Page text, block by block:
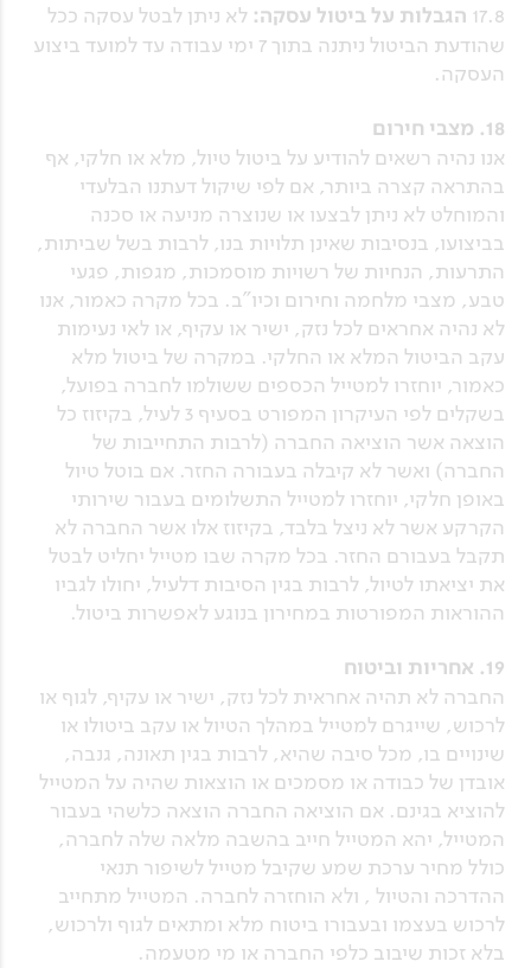
17.8 הגבלות על ביטול עסקה: לא ניתן לבטל עסקה ככל
שהודעת הביטול ניתנה בתוך 7 ימי עבודה עד למועד ביצוע
העסקה.
18. מצבי חירום
אנו נהיה רשאים להודיע על ביטול טיול, מלא או חלקי, אף
בהתראה קצרה ביותר, אם לפי שיקול דעתנו הבלעדי
והמוחלט לא ניתן לבצעו או שנוצרה מניעה או סכנה
בביצועו, בנסיבות שאינן תלויות בנו, לרבות בשל שביתות,
התרעות, הנחיות של רשויות מוסמכות, מגפות, פגעי
טבע, מצבי מלחמה וחירום וכיו"ב. בכל מקרה כאמור, אנו
לא נהיה אחראים לכל נזק, ישיר או עקיף, או לאי נעימות
עקב הביטול המלא או החלקי. במקרה של ביטול מלא
כאמור, יוחזרו למטייל הכספים ששולמו לחברה בפועל,
בשקלים לפי העיקרון המפורט בסעיף 3 לעיל, בקיזוז כל
הוצאה אשר הוציאה החברה (לרבות התחייבות של
החברה) ואשר לא קיבלה בעבורה החזר. אם בוטל טיול
באופן חלקי, יוחזרו למטייל התשלומים בעבור שירותי
הקרקע אשר לא ניצל בלבד, בקיזוז אלו אשר החברה לא
תקבל בעבורם החזר. בכל מקרה שבו מטייל יחליט לבטל
את יציאתו לטיול, לרבות בגין הסיבות דלעיל, יחולו לגביו
ההוראות המפורטות במחירון בנוגע לאפשרות ביטול.
19. אחריות וביטוח
החברה לא תהיה אחראית לכל נזק, ישיר או עקיף, לגוף או
לרכוש, שייגרם למטייל במהלך הטיול או עקב ביטולו או
שינויים בו, מכל סיבה שהיא, לרבות בגין תאונה, גנבה,
אובדן של כבודה או מסמכים או הוצאות שהיה על המטייל
להוציא בגינם. אם הוציאה החברה הוצאה כלשהי בעבור
המטייל, יהא המטייל חייב בהשבה מלאה שלה לחברה,
כולל מחיר ערכת שמע שקיבל מטייל לשיפור תנאי
ההדרכה והטיול , ולא הוחזרה לחברה. המטייל מתחייב
לרכוש בעצמו ובעבורו ביטוח מלא ומתאים לגוף ולרכוש,
בלא זכות שיבוב כלפי החברה או מי מטעמה.